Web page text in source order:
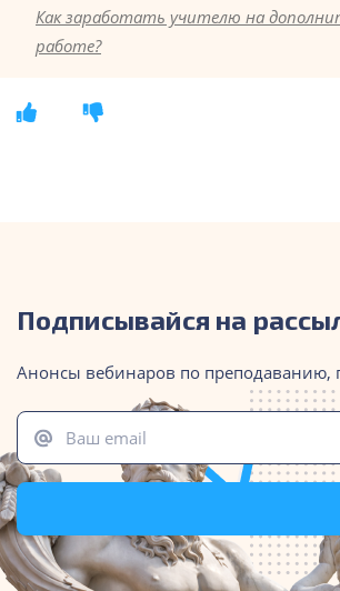
Как заработать учителю на
работе?
Подписывайся на
Анонсы вебинаров по преподаванию,
Ваш email